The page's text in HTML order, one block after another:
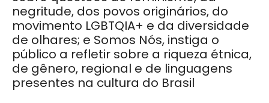
negritude, dos povos originários, do
movimento LGBTQIA+ e da diversidade
de olhares; e Somos Nós, instiga o
público a refletir sobre a riqueza étnica,
de gênero, regional e de linguagens
presentes na cultura do Brasil